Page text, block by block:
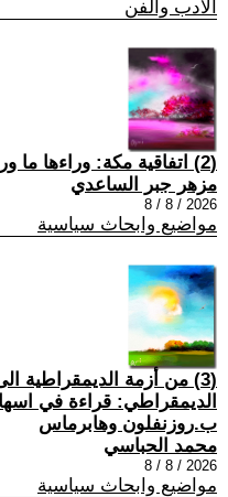
الادب والفن
(2) اتفاقية مكة: وراءها ما وراءها
مزهر جبر الساعدي
2026 / 8 / 8
مواضيع وابحاث سياسية
(3) من أزمة الديمقراطية
الديمقراطي: قراءة في
ب.روزنفلون وهابرماس
محمد الحباسي
2026 / 8 / 8
مواضيع وابحاث سياسية